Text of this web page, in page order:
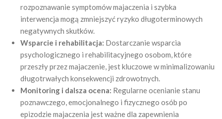
rozpoznawanie symptomów majaczenia i szybka
interwencja mogą zmniejszyć ryzyko długoterminowych
negatywnych skutków.
Wsparcie i rehabilitacja: Dostarczanie wsparcia
psychologicznego i rehabilitacyjnego osobom, które
przeszły przez majaczenie, jest kluczowe w minimalizowaniu
długotrwałych konsekwencji zdrowotnych.
Monitoring i dalsza ocena: Regularne ocenianie stanu
poznawczego, emocjonalnego i fizycznego osób po
epizodzie majaczenia jest ważne dla zapewnienia